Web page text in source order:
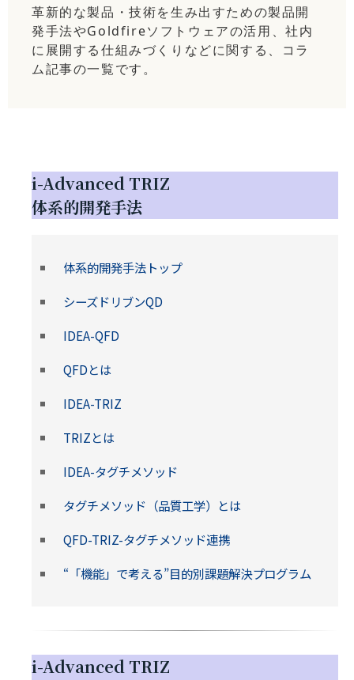
革新的な製品・技術を生み出すための製品開
発手法やGoldfireソフトウェアの活用、社内
に展開する仕組みづくりなどに関する、コラ
ム記事の一覧です。
i-Advanced TRIZ
体系的開発手法
体系的開発手法トップ
シーズドリブンQD
IDEA-QFD
QFDとは
IDEA-TRIZ
TRIZとは
IDEA-タグチメソッド
タグチメソッド（品質工学）とは
QFD-TRIZ-タグチメソッド連携
“「機能」で考える”目的別課題解決プログラム
i-Advanced TRIZ